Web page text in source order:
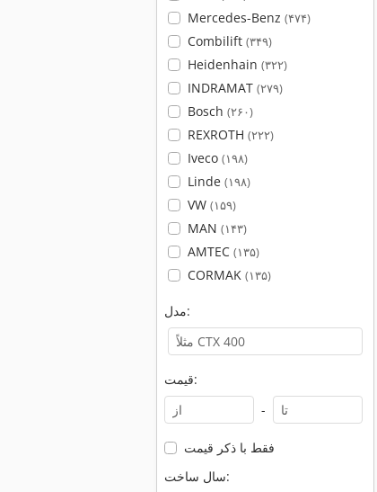
Mercedes-Benz (۴۷۴)
Combilift (۳۴۹)
Heidenhain (۳۲۲)
INDRAMAT (۲۷۹)
Bosch (۲۶۰)
REXROTH (۲۲۲)
Iveco (۱۹۸)
Linde (۱۹۸)
VW (۱۵۹)
MAN (۱۴۳)
AMTEC (۱۳۵)
CORMAK (۱۳۵)
مدل:
قیمت:
-
فقط با ذکر قیمت
سال ساخت: